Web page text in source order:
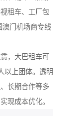
租车、工厂包
澳门机场商专线
，大巴租车可
以上团体。透明
长期合作等多
现成本优化。